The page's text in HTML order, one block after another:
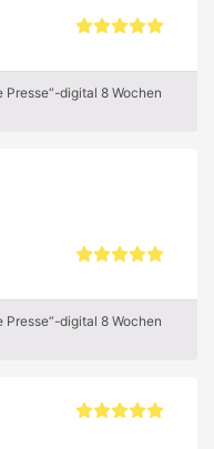
digital 8 Wochen
digital 8 Wochen